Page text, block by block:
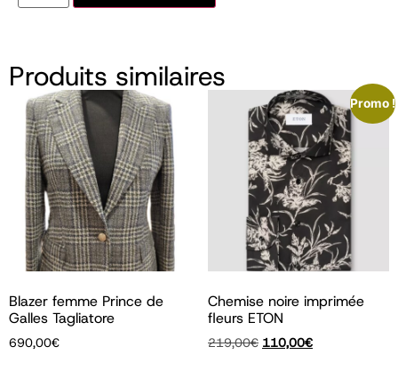
Produits similaires
Blazer femme Prince de
Galles Tagliatore
690,00€
Promo !
Chemise noire imprimée
fleurs ETON
219,00€ 110,00€